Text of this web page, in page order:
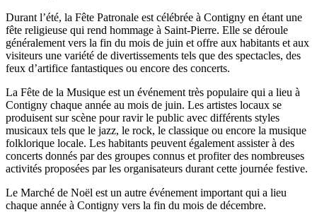
Durant l’été, la Fête Patronale est célébrée à Contigny en étant une
fête religieuse qui rend hommage à Saint-Pierre. Elle se déroule
généralement vers la fin du mois de juin et offre aux habitants et aux
visiteurs une variété de divertissements tels que des spectacles, des
feux d’artifice fantastiques ou encore des concerts.
La Fête de la Musique est un événement très populaire qui a lieu à
Contigny chaque année au mois de juin. Les artistes locaux se
produisent sur scène pour ravir le public avec différents styles
musicaux tels que le jazz, le rock, le classique ou encore la musique
folklorique locale. Les habitants peuvent également assister à des
concerts donnés par des groupes connus et profiter des nombreuses
activités proposées par les organisateurs durant cette journée festive.
Le Marché de Noël est un autre événement important qui a lieu
chaque année à Contigny vers la fin du mois de décembre.